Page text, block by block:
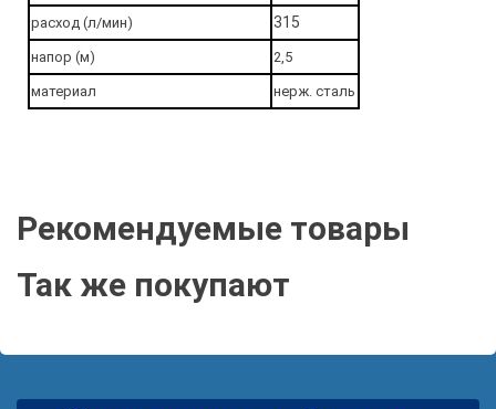
расход (л/мин) 315
напор (м) 2,5
материал нерж. сталь
Рекомендуемые товары
Так же покупают